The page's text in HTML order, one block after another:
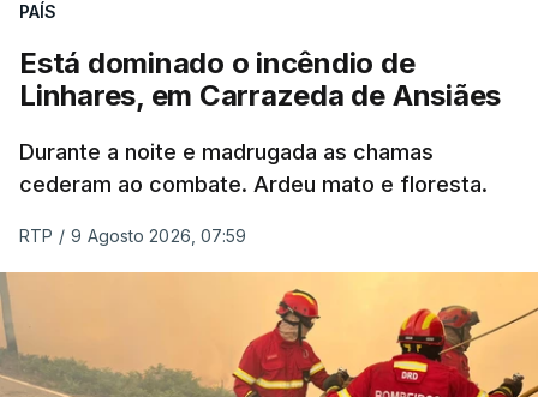
PAÍS
Está dominado o incêndio de
Linhares, em Carrazeda de Ansiães
Durante a noite e madrugada as chamas
cederam ao combate. Ardeu mato e floresta.
RTP / 9 Agosto 2026, 07:59